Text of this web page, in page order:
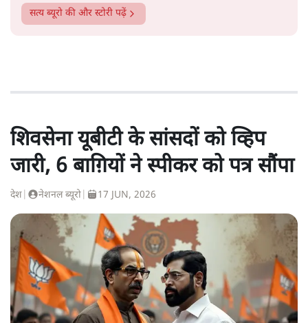
सत्य ब्यूरो की और स्टोरी पढ़ें
शिवसेना यूबीटी के सांसदों को व्हिप
जारी, 6 बाग़ियों ने स्पीकर को पत्र सौंपा
देश नेशनल ब्यूरो 17 JUN, 2026